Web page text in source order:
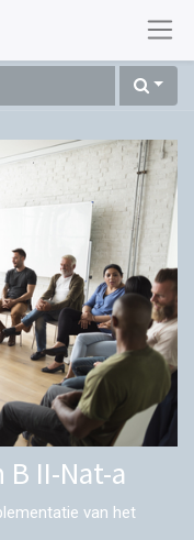
II-Nat-a
van het